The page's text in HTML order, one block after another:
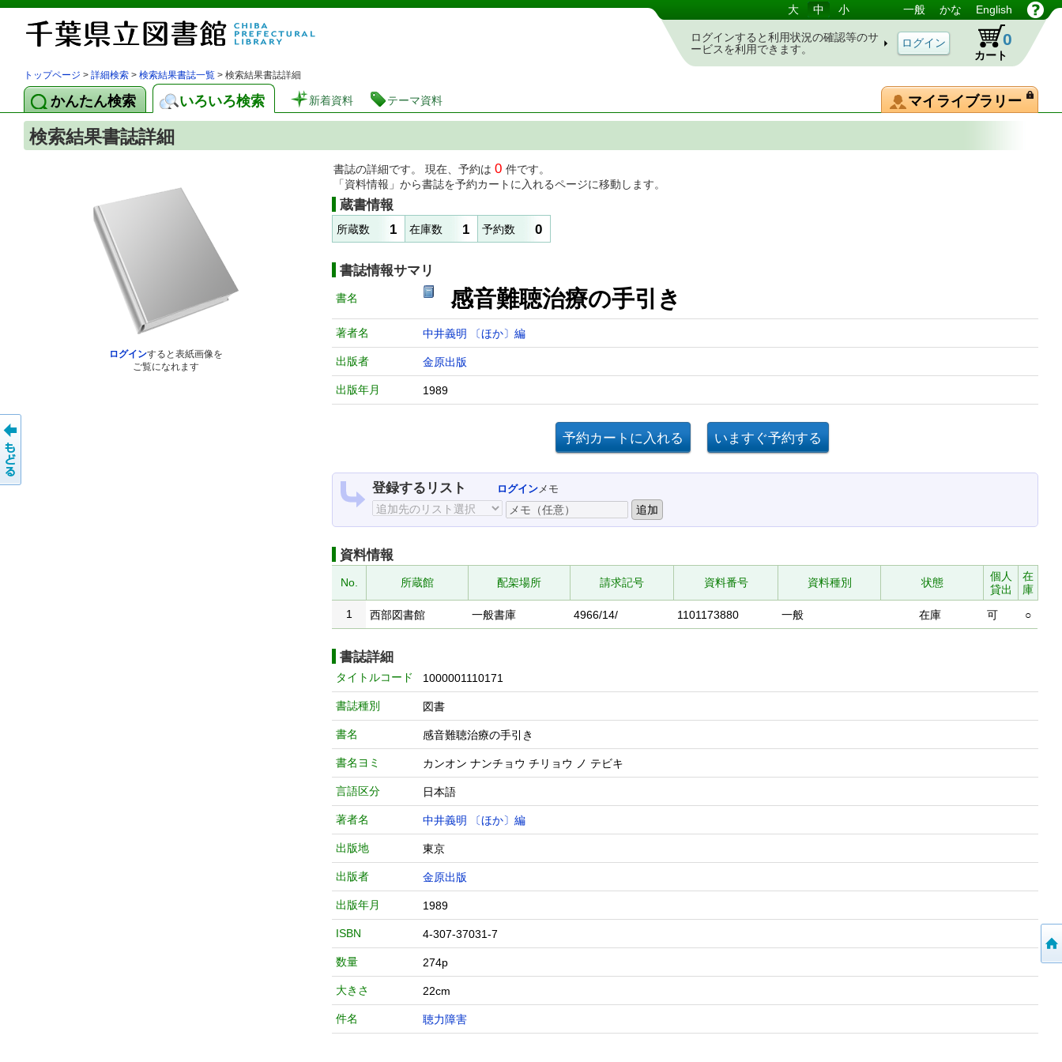
図書館 蔵書検索・予約システム 大 中 小 一般 かな English
ログインすると利用状況の確認等のサ
ービスを利用できます。
カート
0
トップページ > 詳細検索 > 検索結果書誌一覧 > 検索結果書誌詳細
かんたん検索 いろいろ検索 新着資料 テーマ資料 マイライブラリー
検索結果書誌詳細
ログインすると表紙画像を
ご覧になれます
書誌の詳細です。 現在、予約は 0 件です。
「資料情報」から書誌を予約カートに入れるページに移動します。
蔵書情報
所蔵数 1 在庫数 1 予約数 0
書誌情報サマリ
書名 感音難聴治療の手引き
著者名 中井義明 〔ほか〕編
出版者 金原出版
出版年月 1989
登録するリスト ログインメモ
資料情報
No. 所蔵館 配架場所 請求記号 資料番号 資料種別 状態
個人
貸出
在
庫
1
西部図書館 一般書庫 4966/14/ 1101173880 一般 在庫 可 ○
書誌詳細
タイトルコード 1000001110171
書誌種別 図書
書名 感音難聴治療の手引き
書名ヨミ カンオン ナンチョウ チリョウ ノ テビキ
言語区分 日本語
著者名 中井義明 〔ほか〕編
出版地 東京
出版者 金原出版
出版年月 1989
ISBN 4-307-37031-7
数量 274p
大きさ 22cm
件名 聴力障害